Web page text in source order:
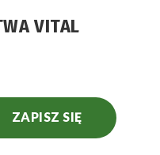
VITAL
ZAPISZ SIĘ